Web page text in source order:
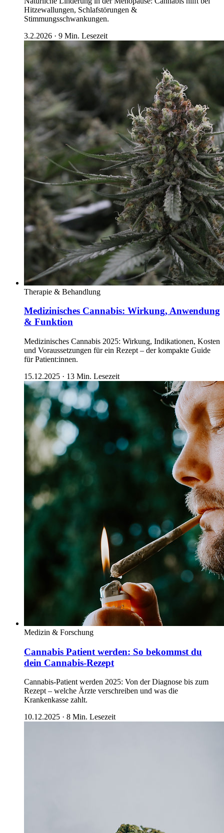
Hitzewallungen, Schlafstörungen &
Stimmungsschwankungen.
3.2.2026 · 9 Min. Lesezeit
Therapie & Behandlung
Medizinisches Cannabis: Wirkung, Anwendung
& Funktion
Medizinisches Cannabis 2025: Wirkung, Indikationen, Kosten
und Voraussetzungen für ein Rezept – der kompakte Guide
für Patient:innen.
15.12.2025 · 13 Min. Lesezeit
Medizin & Forschung
Cannabis Patient werden: So bekommst du
dein Cannabis-Rezept
Cannabis-Patient werden 2025: Von der Diagnose bis zum
Rezept – welche Ärzte verschreiben und was die
Krankenkasse zahlt.
10.12.2025 · 8 Min. Lesezeit